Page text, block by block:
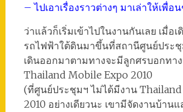
– ไปเอาเรื่องราวต่างๆ มาเล่าให้เพื่อ
ว่าแล้วก็เริ่มเข้าไปในงานกันเลย เมื่อ
รถไฟฟ้าใต้ดินมาขึ้นที่สถานีศูนย์ประ
เดินออกมาตามทางจะมีลูกศรบอกทาง
Thailand Mobile Expo 2010
(ที่ศูนย์ประชุมฯ ไม่ได้มีงาน
2010 อย่างเดียวนะ เขามีจัดงานบ้าน